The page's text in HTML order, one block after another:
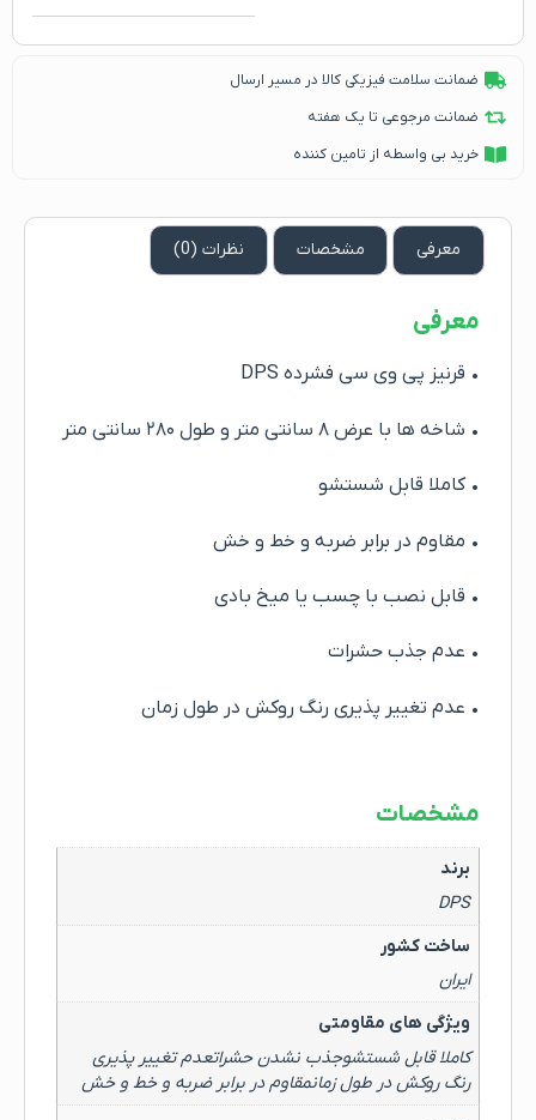
ضمانت سلامت فیزیکی کالا در مسیر ارسال
ضمانت مرجوعی تا یک هفته
خرید بی واسطه از تامین کننده
معرفی مشخصات نظرات (0)
معرفی
• قرنیز پی وی سی فشرده DPS
• شاخه ها با عرض ۸ سانتی متر و طول ۲۸۰ سانتی متر
• کاملا قابل شستشو
• مقاوم در برابر ضربه و خط و خش
• قابل نصب با چسب یا میخ بادی
• عدم جذب حشرات
• عدم تغییر پذیری رنگ روکش در طول زمان
مشخصات
برند
DPS
ساخت کشور
ایران
ویژگی های مقاومتی
کاملا قابل شستشوجذب نشدن حشراتعدم تغییر پذیری
رنگ روکش در طول زمانمقاوم در برابر ضربه و خط و خش